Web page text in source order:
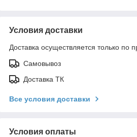
Условия доставки
Доставка осуществляется только по
Самовывоз
Доставка ТК
Все условия доставки
Условия оплаты